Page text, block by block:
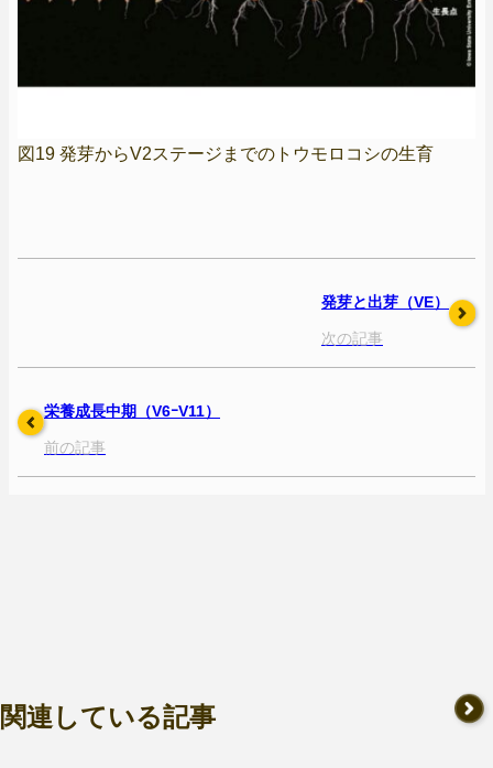
図19 発芽からV2ステージまでのトウモロコシの生育
栄養成長中期（V6ｰV11）
前の記事
発芽と出芽（VE）
次の記事
関連している記事